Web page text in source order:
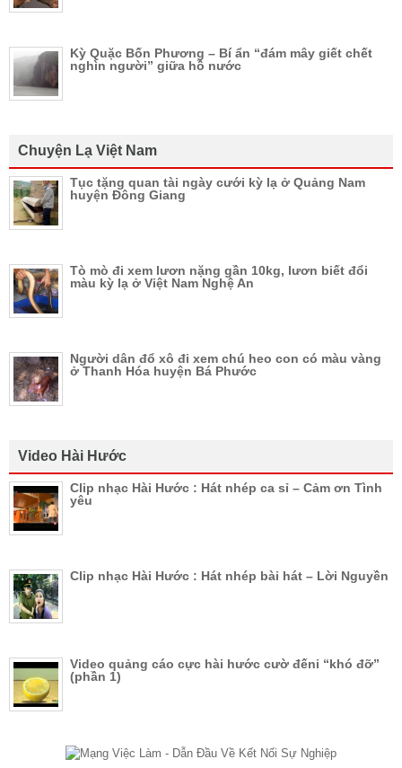
Kỳ Quặc Bốn Phương – Bí ẩn “đám mây giết chết
nghìn người” giữa hồ nước
Chuyện Lạ Việt Nam
Tục tặng quan tài ngày cưới kỳ lạ ở Quảng Nam
huyện Đông Giang
Tò mò đi xem lươn nặng gần 10kg, lươn biết đổi
màu kỳ lạ ở Việt Nam Nghệ An
Người dân đổ xô đi xem chú heo con có màu vàng
ở Thanh Hóa huyện Bá Phước
Video Hài Hước
Clip nhạc Hài Hước : Hát nhép ca sỉ – Cảm ơn Tình
yêu
Clip nhạc Hài Hước : Hát nhép bài hát – Lời Nguyền
Video quảng cáo cực hài hước cườ đếni “khó đỡ”
(phần 1)